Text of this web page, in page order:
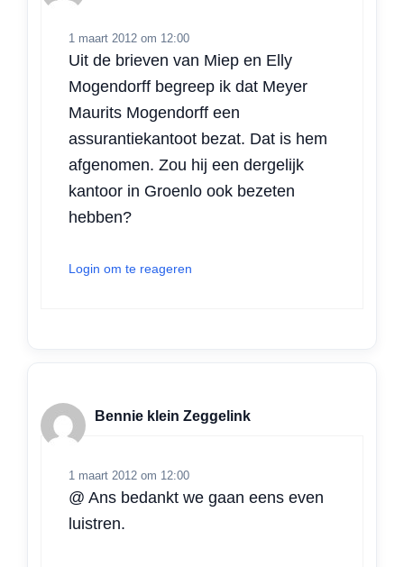
1 maart 2012 om 12:00
Uit de brieven van Miep en Elly
Mogendorff begreep ik dat Meyer
Maurits Mogendorff een
assurantiekantoot bezat. Dat is hem
afgenomen. Zou hij een dergelijk
kantoor in Groenlo ook bezeten
hebben?
Login om te reageren
Bennie klein Zeggelink
1 maart 2012 om 12:00
@ Ans bedankt we gaan eens even
luistren.